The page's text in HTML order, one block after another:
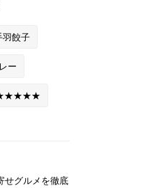
羽餃子
ー
せグルメを徹底